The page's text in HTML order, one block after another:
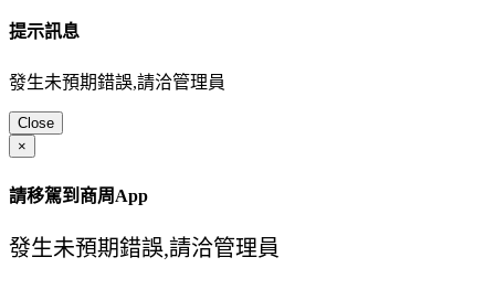
提示訊息
發生未預期錯誤,請洽管理員
Close
×
請移駕到商周App
發生未預期錯誤,請洽管理員